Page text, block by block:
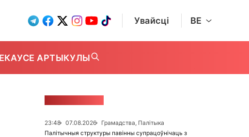
Увайсці BE
УСЕ АРТЫКУЛЫ
23:48 07.08.2026
Грамадства, Палітыка
Палітычныя структуры павінны супрацоўнічаць з